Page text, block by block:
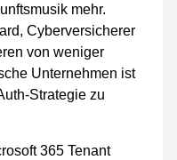
mehr.
Cyberversicherer
von weniger
Unternehmen ist
Strategie zu
365 Tenant